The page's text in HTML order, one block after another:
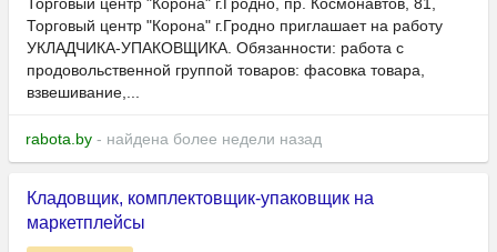
Торговый центр "Корона" г.Гродно, пр. Космонавтов, 81,
Торговый центр "Корона" г.Гродно приглашает на работу
УКЛАДЧИКА-УПАКОВЩИКА. Обязанности: работа с
продовольственной группой товаров: фасовка товара,
взвешивание,...
rabota.by - найдена более недели назад
Кладовщик, комплектовщик-упаковщик на
маркетплейсы